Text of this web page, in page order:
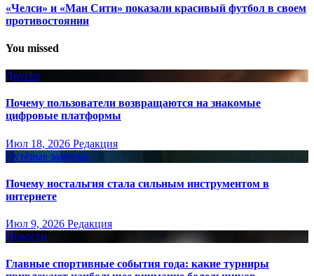
«Челси» и «Ман Сити» показали красивый футбол в своем
противостоянии
You missed
Другое
Почему пользователи возвращаются на знакомые
цифровые платформы
Июл 18, 2026 Редакция
Путёвые заметки
Почему ностальгия стала сильным инструментом в
интернете
Июл 9, 2026 Редакция
Новости
Главные спортивные события года: какие турниры